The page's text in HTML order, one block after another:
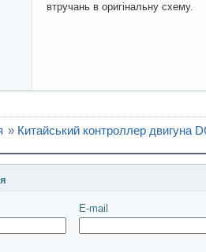
втручань в оригінальну схему.
» Китайський контроллер двигуна
натисніть Надіслати
E-mail